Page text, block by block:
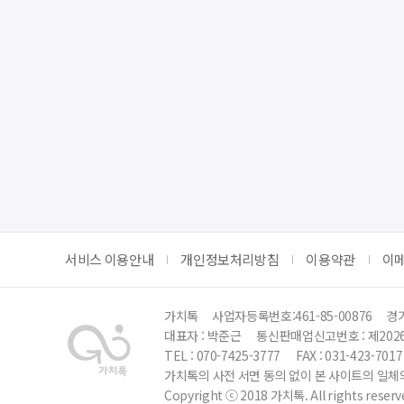
서비스 이용안내 개인정보처리방침 이용약관 이
가치톡 사업자등록번호:461-85-00876
경
대표자 : 박준근
통신판매업신고번호 : 제
TEL : 070-7425-3777
FAX : 031-423-7017
가치톡의 사전 서면 동의 없이 본 사이트의 일
Copyright ⓒ 2018 가치톡. All rights